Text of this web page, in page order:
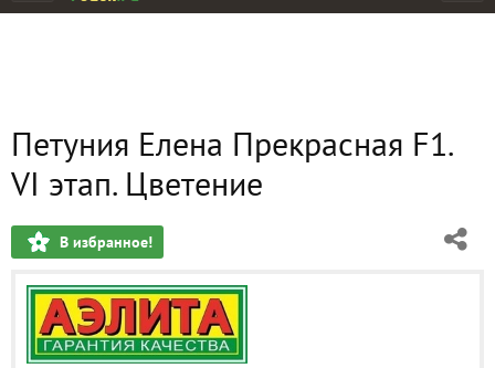
Петуния Елена Прекрасная F1.
VI этап. Цветение
В избранное!